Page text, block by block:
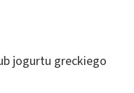
jogurtu greckiego